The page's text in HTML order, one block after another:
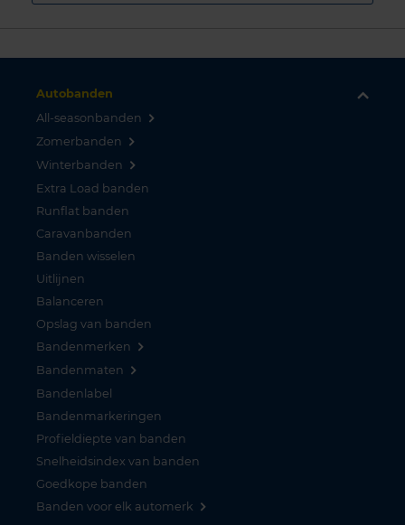
Autobanden
All-seasonbanden
Zomerbanden
Winterbanden
Extra Load banden
Runflat banden
Caravanbanden
Banden wisselen
Uitlijnen
Balanceren
Opslag van banden
Bandenmerken
Bandenmaten
Bandenlabel
Bandenmarkeringen
Profieldiepte van banden
Snelheidsindex van banden
Goedkope banden
Banden voor elk automerk